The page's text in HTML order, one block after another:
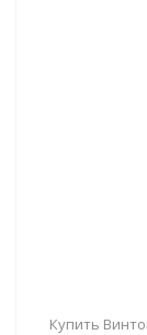
Купить